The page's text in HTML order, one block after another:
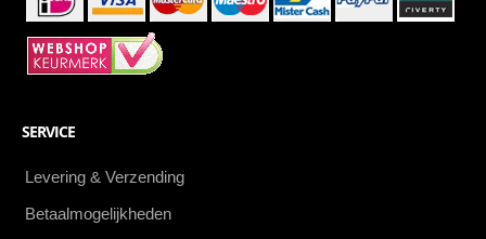
SERVICE
Levering & Verzending
Betaalmogelijkheden